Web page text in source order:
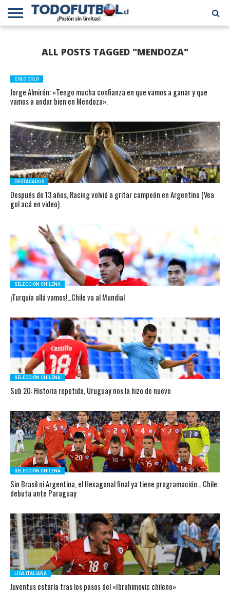
CHILENA
MUNDO
INTERNACIONAL
ALL POSTS TAGGED "MENDOZA"
COLO COLO
Jorge Almirón: «Tengo mucha confianza en que vamos a ganar y que
vamos a andar bien en Mendoza».
DESTACADOS
Después de 13 años, Racing volvió a gritar campeón en Argentina (Vea
gol acá en video)
SELECCIÓN CHILENA
¡Turquía allá vamos!…Chile va al Mundial
SELECCIÓN CHILENA
Sub 20: Historia repetida, Uruguay nos la hizo de nuevo
SELECCIÓN CHILENA
Sin Brasil ni Argentina, el Hexagonal final ya tiene programación… Chile
debuta ante Paraguay
LIGA ITALIANA
Juventus estaría tras los pasos del «Ibrahimovic chileno»